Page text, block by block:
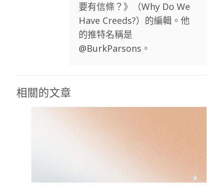
要有信條？》（Why Do We
Have Creeds?）的編輯。他
的推特名稱是
@BurkParsons。
相關的文章